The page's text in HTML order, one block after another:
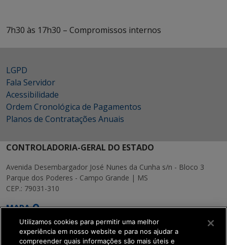
7h30 às 17h30 – Compromissos internos
LGPD
Fala Servidor
Acessibilidade
Ordem Cronológica de Pagamentos
Planos de Contratações Anuais
CONTROLADORIA-GERAL DO ESTADO
Avenida Desembargador José Nunes da Cunha s/n - Bloco 3
Parque dos Poderes - Campo Grande | MS
CEP.: 79031-310
MAPA
Utilizamos cookies para permitir uma melhor
experiência em nosso website e para nos ajudar a
compreender quais informações são mais úteis e